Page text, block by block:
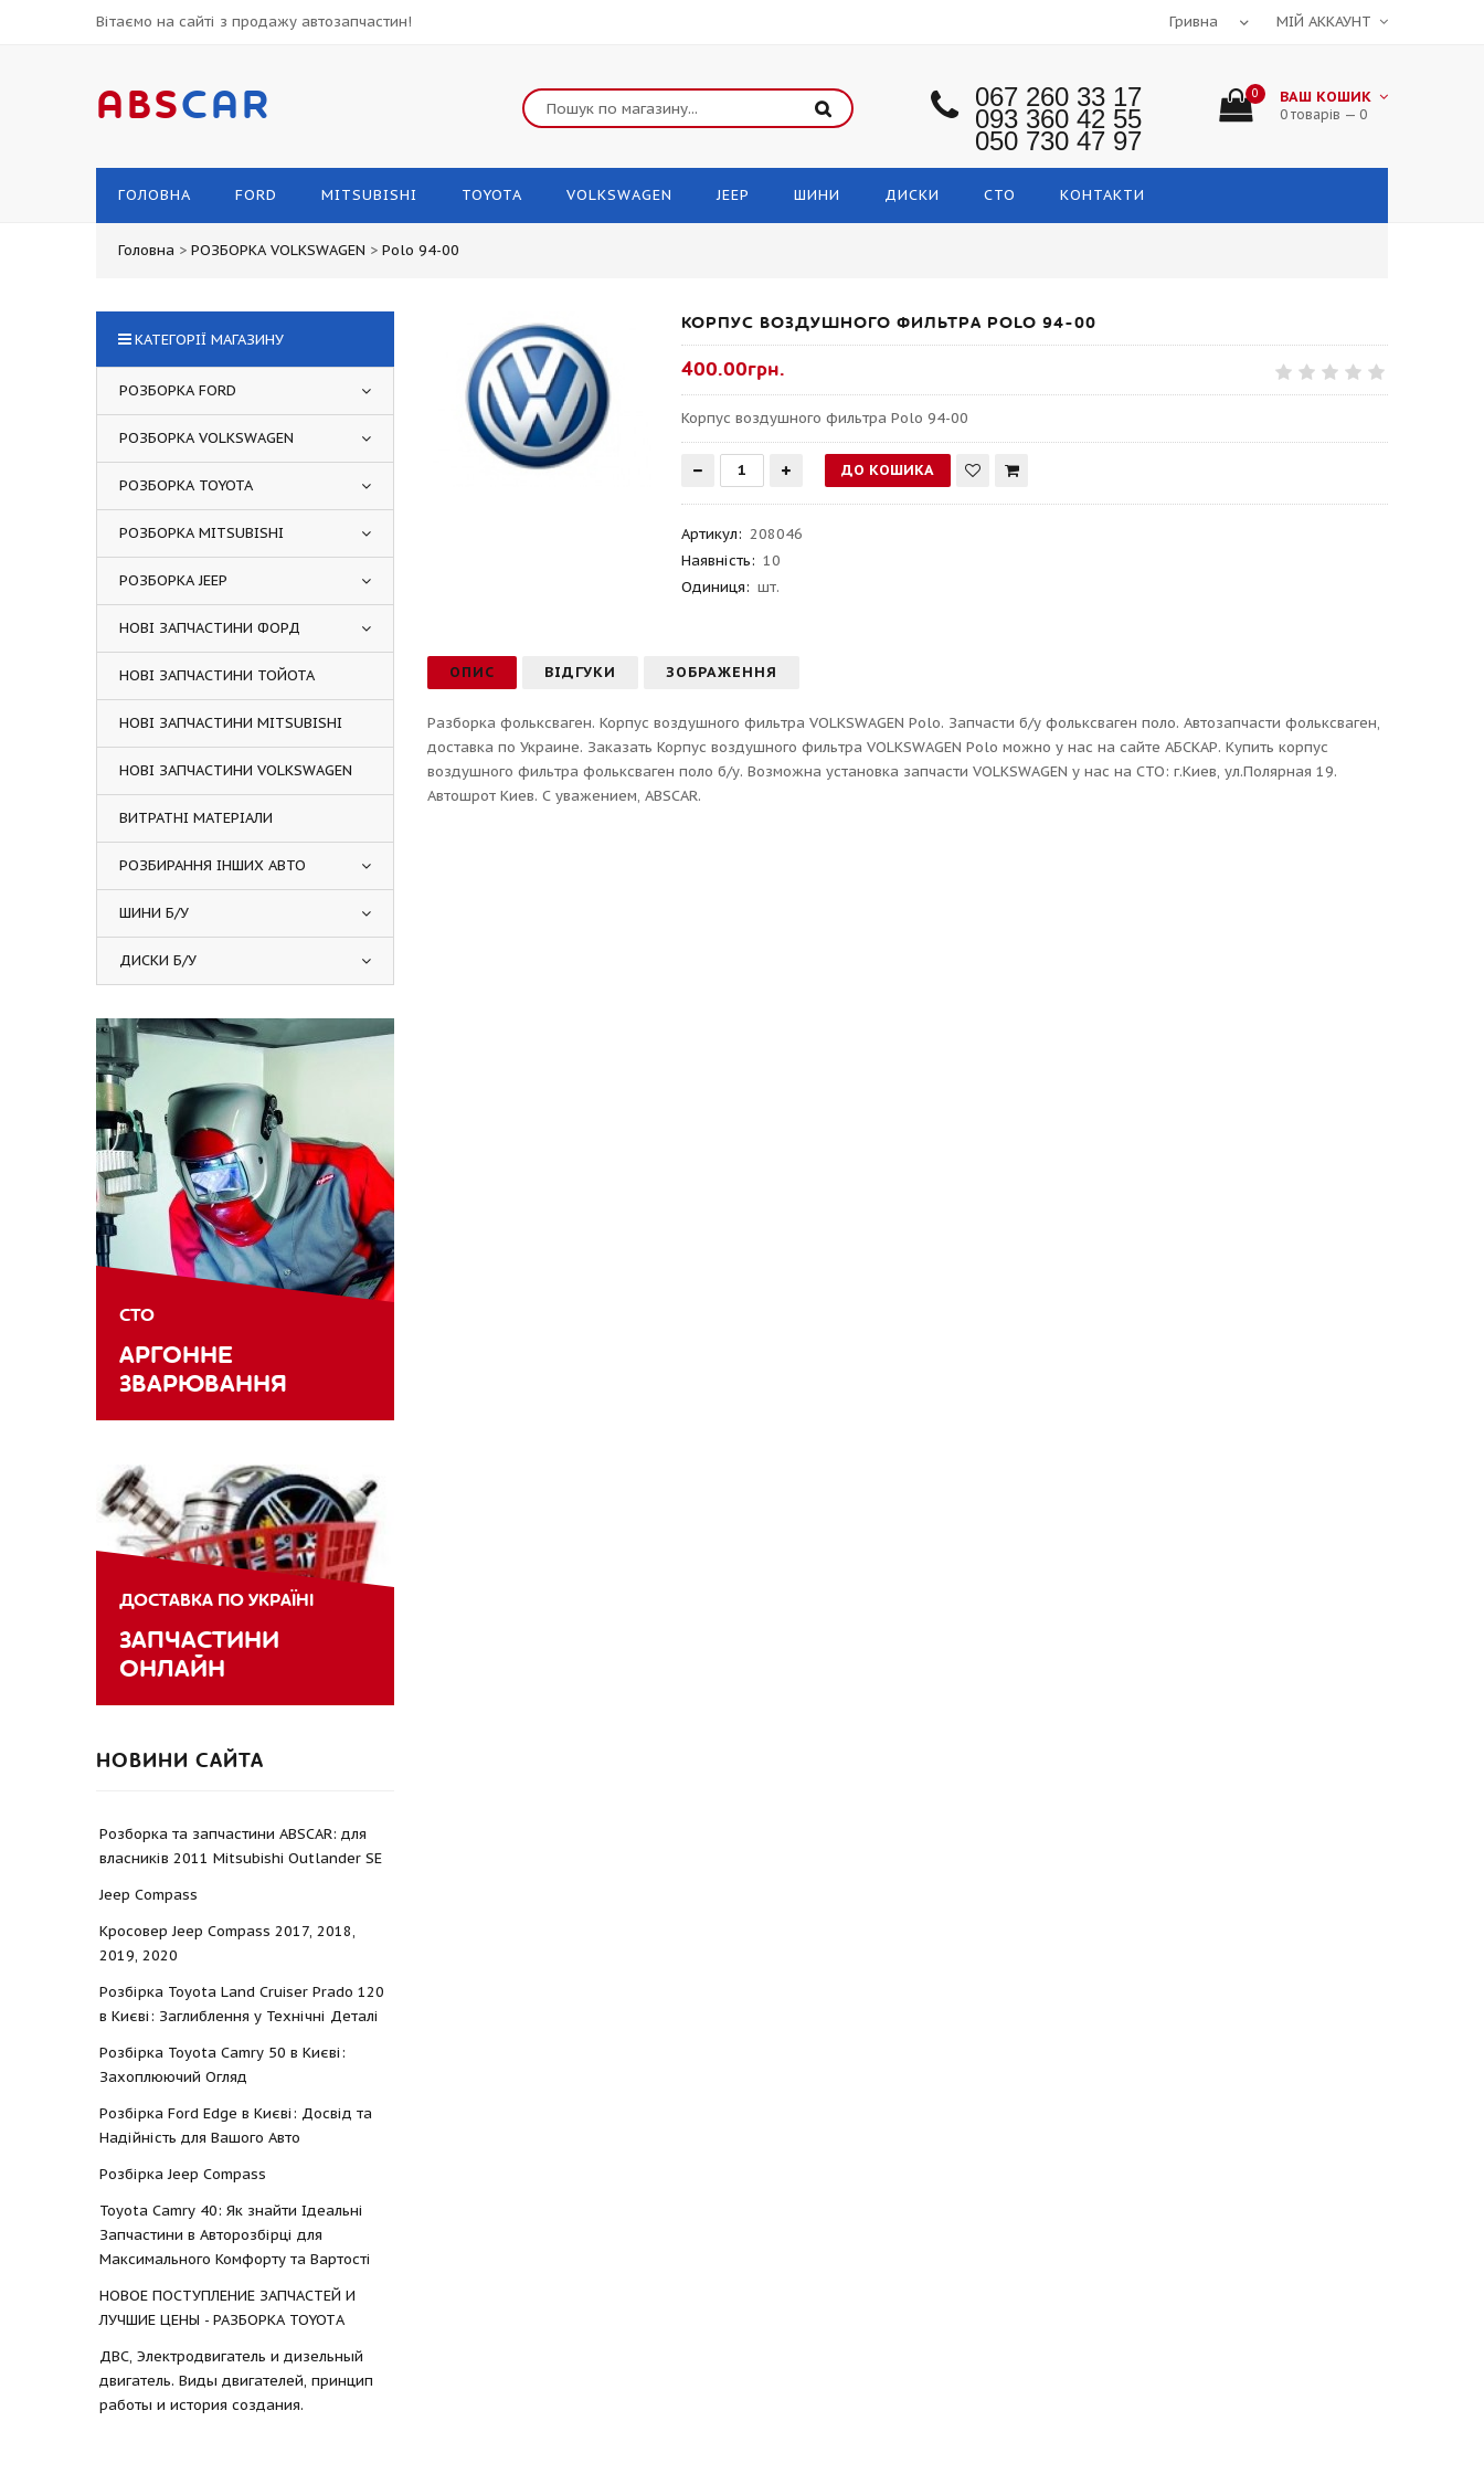
Вітаємо на сайті з продажу автозапчастин! МІЙ АККАУНТ
ABSCAR 067 260 33 17
093 360 42 55
050 730 47 97
0 ВАШ КОШИК
0 товарів — 0
ГОЛОВНА FORD MITSUBISHI TOYOTA VOLKSWAGEN JEEP ШИНИ ДИСКИ СТО КОНТАКТИ
Головна > РОЗБОРКА VOLKSWAGEN > Polo 94-00
КОРПУС ВОЗДУШНОГО ФИЛЬТРА POLO 94-00
400.00грн.
Корпус воздушного фильтра Polo 94-00
Артикул: 208046
Наявність: 10
Одиниця: шт.
ОПИС ВІДГУКИ ЗОБРАЖЕННЯ
Разборка фольксваген. Корпус воздушного фильтра VOLKSWAGEN Polo. Запчасти б/у фольксваген поло. Автозапчасти фольксваген,
доставка по Украине. Заказать Корпус воздушного фильтра VOLKSWAGEN Polo можно у нас на сайте АБСКАР. Купить корпус
воздушного фильтра фольксваген поло б/у. Возможна установка запчасти VOLKSWAGEN у нас на СТО: г.Киев, ул.Полярная 19.
Автошрот Киев. С уважением, ABSCAR.
КАТЕГОРІЇ МАГАЗИНУ
РОЗБОРКА FORD
РОЗБОРКА VOLKSWAGEN
РОЗБОРКА TOYOTA
РОЗБОРКА MITSUBISHI
РОЗБОРКА JEEP
НОВІ ЗАПЧАСТИНИ ФОРД
НОВІ ЗАПЧАСТИНИ ТОЙОТА
НОВІ ЗАПЧАСТИНИ MITSUBISHI
НОВІ ЗАПЧАСТИНИ VOLKSWAGEN
ВИТРАТНІ МАТЕРІАЛИ
РОЗБИРАННЯ ІНШИХ АВТО
ШИНИ Б/У
ДИСКИ Б/У
СТО
АРГОННЕ
ЗВАРЮВАННЯ
ДОСТАВКА ПО УКРАЇНІ
ЗАПЧАСТИНИ
ОНЛАЙН
НОВИНИ САЙТА
Розборка та запчастини ABSCAR: для
власників 2011 Mitsubishi Outlander SE
Jeep Compass
Кросовер Jeep Compass 2017, 2018,
2019, 2020
Розбірка Toyota Land Cruiser Prado 120
в Києві: Заглиблення у Технічні Деталі
Розбірка Toyota Camry 50 в Києві:
Захоплюючий Огляд
Розбірка Ford Edge в Києві: Досвід та
Надійність для Вашого Авто
Розбірка Jeep Compass
Toyota Camry 40: Як знайти Ідеальні
Запчастини в Авторозбірці для
Максимального Комфорту та Вартості
НОВОЕ ПОСТУПЛЕНИЕ ЗАПЧАСТЕЙ И
ЛУЧШИЕ ЦЕНЫ - РАЗБОРКА TOYOTА
ДВС, Электродвигатель и дизельный
двигатель. Виды двигателей, принцип
работы и история создания.